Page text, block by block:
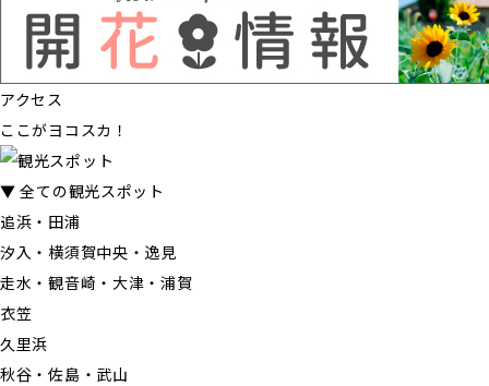
アクセス
ここがヨコスカ！
▼ 全ての観光スポット
追浜・田浦
汐入・横須賀中央・逸見
走水・観音崎・大津・浦賀
衣笠
久里浜
秋谷・佐島・武山